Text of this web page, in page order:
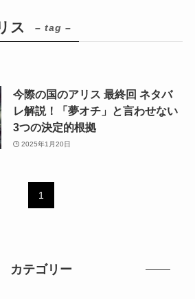
ス – tag –
今際の国のアリス 最終回 ネタバ
レ解説！「夢オチ」と言わせない
3つの決定的根拠
2025年1月20日
1
カテゴリー